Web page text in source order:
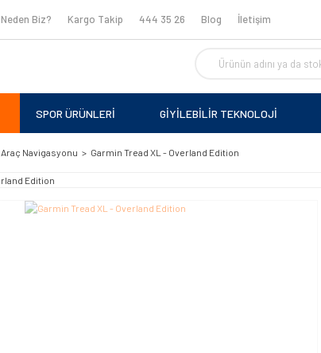
Neden Biz? Kargo Takip 444 35 26 Blog İletişim
SPOR ÜRÜNLERİ GİYİLEBİLİR TEKNOLOJİ
Araç Navigasyonu Garmin Tread XL - Overland Edition